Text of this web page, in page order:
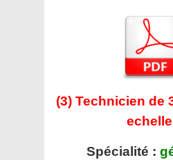
(3) Technicien de
Spécialité :